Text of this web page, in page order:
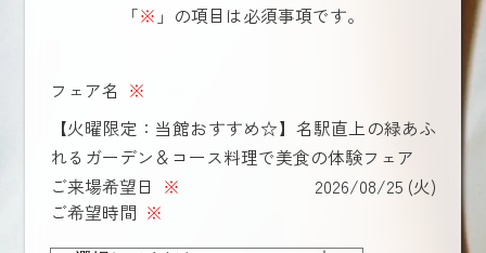
「※ 」の項目は必須事項です。
フェア名 ※
【火曜限定：当館おすすめ☆】名駅直上の緑あふ
れるガーデン＆コース料理で美食の体験フェア
ご来場希望日 ※
2026/08/25 (火)
ご希望時間 ※